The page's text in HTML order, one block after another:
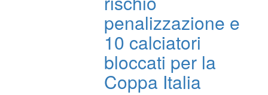
penalizzazione e
10 calciatori
bloccati per la
Coppa Italia